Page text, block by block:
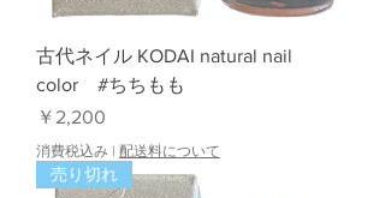
古代ネイル KODAI natural nail
color #ちちもも
価格
￥2,200
消費税込み | 配送料について
売り切れ